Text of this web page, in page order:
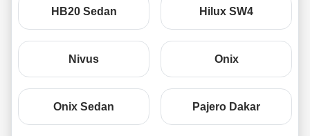
HB20 Sedan Hilux SW4
Nivus Onix
Onix Sedan Pajero Dakar